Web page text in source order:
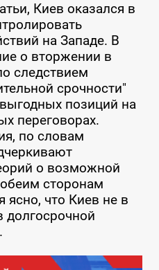
Киев оказался в
на Западе. В
о вторжении в
следствием
срочности"
позиций на
переговорах.
по словам
о возможной
сторонам
ясно, что Киев не в
долгосрочной